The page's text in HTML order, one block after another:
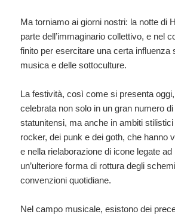
Ma torniamo ai giorni nostri: la notte di
parte dell’immaginario collettivo, e nel
finito per esercitare una certa influenza
musica e delle sottoculture.
La festività, così come si presenta
celebrata non solo in un gran numero
statunitensi, ma anche in ambiti
rocker, dei punk e dei goth, che hanno
e nella rielaborazione di icone legate ad
un’ulteriore forma di rottura degli
convenzioni quotidiane.
Nel campo musicale, esistono dei